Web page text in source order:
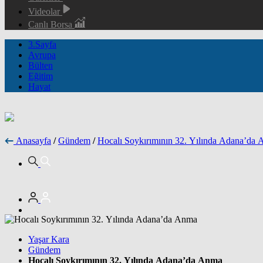
Videolar
Canlı Borsa
3.Sayfa
Avrupa
Bülten
Eğitim
Hayat
Anasayfa / Gündem / Hocalı Soykırımının 32. Yılında Adana’da
Yaşar Kara
Gündem
Hocalı Soykırımının 32. Yılında Adana’da Anma